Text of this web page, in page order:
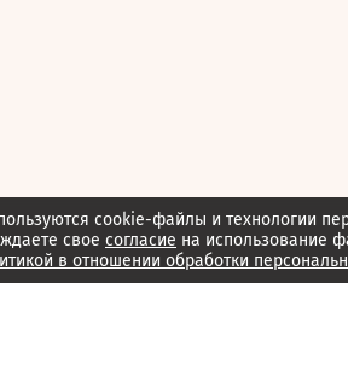
cookie-файлы и технологии
свое согласие на использование
в отношении обработки